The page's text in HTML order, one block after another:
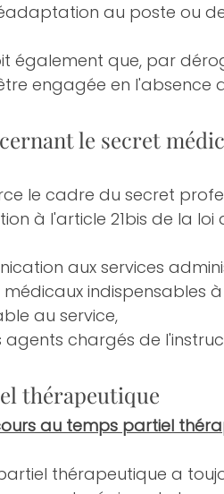
au poste ou
également que, par
engagée en
le secret
le cadre du secret
à l'article 21bis de la loi
aux services
médicaux indispensables
au service,
chargés de
thérapeutique
au temps partiel
thérapeutique a